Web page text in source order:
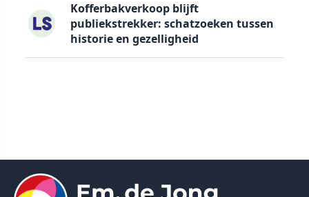
Kofferbakverkoop blijft
publiekstrekker: schatzoeken tussen
historie en gezelligheid